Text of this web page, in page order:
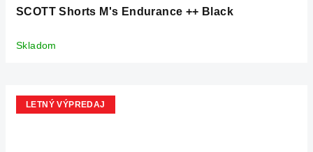
SCOTT Shorts M's Endurance ++ Black
Skladom
LETNÝ VÝPREDAJ